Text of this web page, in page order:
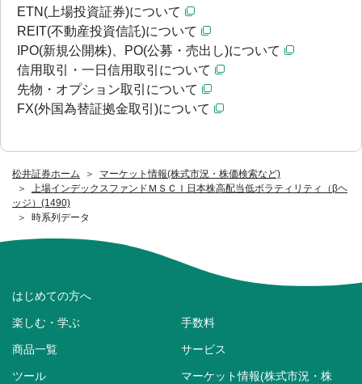
松井証券ホーム
マーケット情報(株式市況・株価検索など)
上場インデックスファンドＭＳＣＩ日本株高配当低ボラティリティ（βヘ
ッジ）(1490)
時系列データ
ETN(上場投資証券)について
REIT(不動産投資信託)について
IPO(新規公開株)、PO(公募・売出し)について
信用取引・一日信用取引について
先物・オプション取引について
FX(外国為替証拠金取引)について
はじめての方へ
楽しむ・学ぶ 手数料
商品一覧 サービス
ツール
マーケット情報(株式市況・株